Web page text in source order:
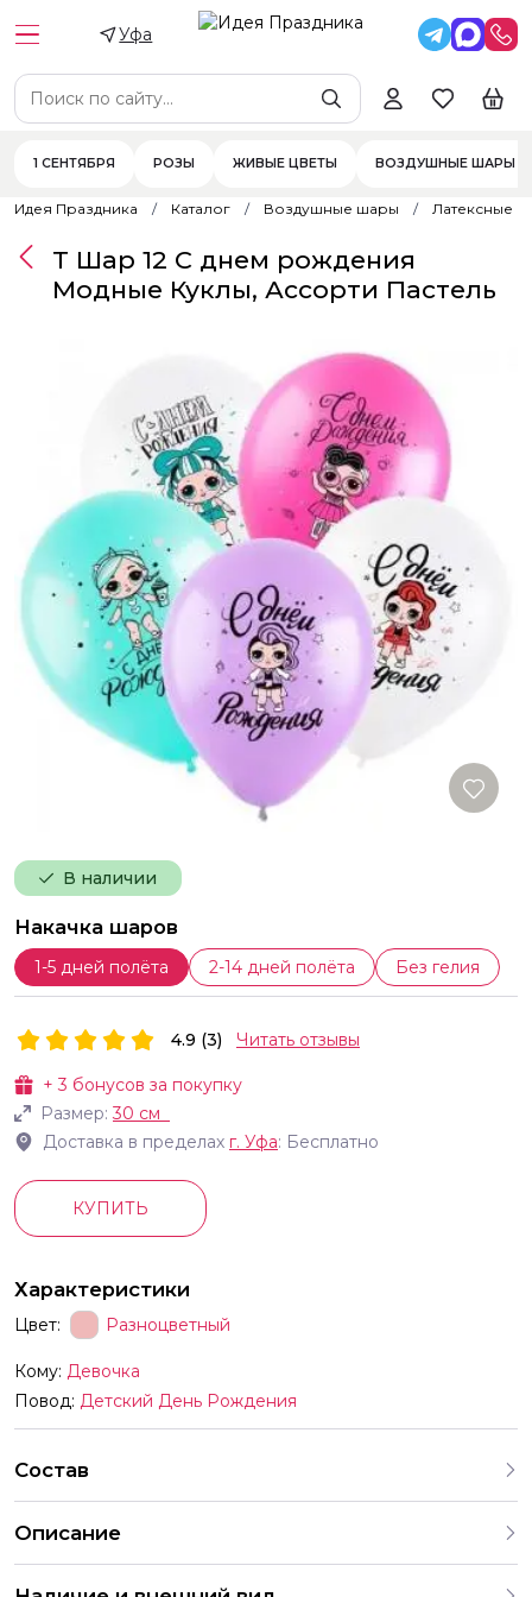
Уфа
1 СЕНТЯБРЯ РОЗЫ ЖИВЫЕ ЦВЕТЫ ВОЗДУШНЫЕ ШАРЫ
Идея Праздника Каталог Воздушные шары Латексные
В наличии
Накачка шаров
1-5 дней полёта 2-14 дней полёта Без гелия
Т Шар 12 С днем рождения
Модные Куклы, Ассорти Пастель
+3 бонусов за покупку
Размер:30 см
Доставка в пределах г. Уфа: Бесплатно
4.9 (3) Читать отзывы
КУПИТЬ
Характеристики
Цвет: Разноцветный
Кому: Девочка
Повод: Детский День Рождения
Состав
Описание